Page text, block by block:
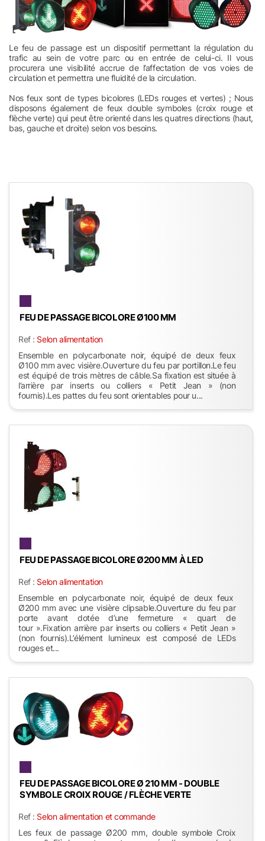
Le feu de passage est un dispositif permettant la régulation du
trafic au sein de votre parc ou en entrée de celui-ci. Il vous
procurera une visibilité accrue de l’affectation de vos voies de
circulation et permettra une fluidité de la circulation.
Nos feux sont de types bicolores (LEDs rouges et vertes) ; Nous
disposons également de feux double symboles (croix rouge et
flèche verte) qui peut être orienté dans les quatres directions (haut,
bas, gauche et droite) selon vos besoins.
FEU DE PASSAGE BICOLORE Ø100 MM
Ref : Selon alimentation
Ensemble en polycarbonate noir, équipé de deux feux
Ø100 mm avec visière.Ouverture du feu par portillon.Le feu
est équipé de trois mètres de câble.Sa fixation est située à
l’arrière par inserts ou colliers « Petit Jean » (non
fournis).Les pattes du feu sont orientables pour u...
FEU DE PASSAGE BICOLORE Ø200 MM À LED
Ref : Selon alimentation
Ensemble en polycarbonate noir, équipé de deux feux
Ø200 mm avec une visière clipsable.Ouverture du feu par
porte avant dotée d’une fermeture « quart de
tour ».Fixation arrière par inserts ou colliers « Petit Jean »
(non fournis).L’élément lumineux est composé de LEDs
rouges et...
FEU DE PASSAGE BICOLORE Ø 210 MM - DOUBLE
SYMBOLE CROIX ROUGE / FLÈCHE VERTE
Ref : Selon alimentation et commande
Les feux de passage Ø200 mm, double symbole Croix